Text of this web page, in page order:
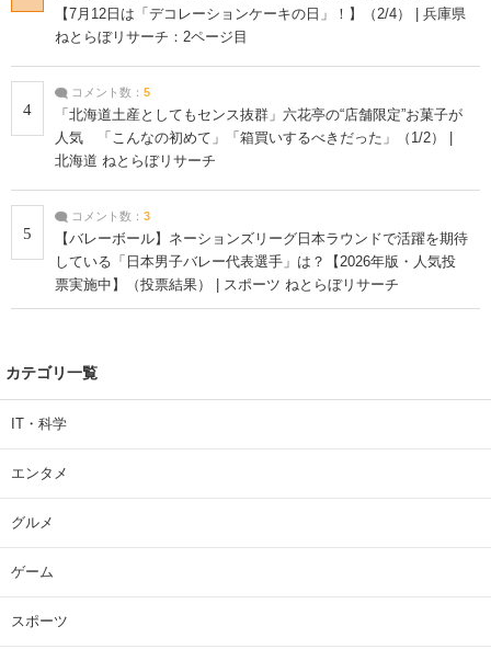
【7月12日は「デコレーションケーキの日」！】（2/4） | 兵庫県
ねとらぼリサーチ：2ページ目
4
コメント数： 5
「北海道土産としてもセンス抜群」六花亭の“店舗限定”お菓子が
人気 「こんなの初めて」「箱買いするべきだった」（1/2） |
北海道 ねとらぼリサーチ
5
コメント数： 3
【バレーボール】ネーションズリーグ日本ラウンドで活躍を期待
している「日本男子バレー代表選手」は？【2026年版・人気投
票実施中】（投票結果） | スポーツ ねとらぼリサーチ
カテゴリ一覧
IT・科学
エンタメ
グルメ
ゲーム
スポーツ